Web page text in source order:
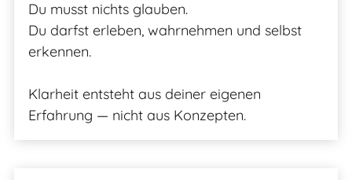
Du musst nichts glauben.
Du darfst erleben, wahrnehmen und selbst
erkennen.
Klarheit entsteht aus deiner eigenen
Erfahrung — nicht aus Konzepten.